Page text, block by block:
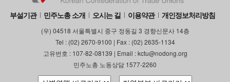
부설기관 민주노총 소개 오시는 길 이용약관 개인정보처리방침
(우) 04518 서울특별시 중구 정동길 3 경향신문사 14층
Tel : (02) 2670-9100 | Fax : (02) 2635-1134
고유번호 : 107-82-08139 | Email : kctu@nodong.org
민주노총 노동상담 1577-2260